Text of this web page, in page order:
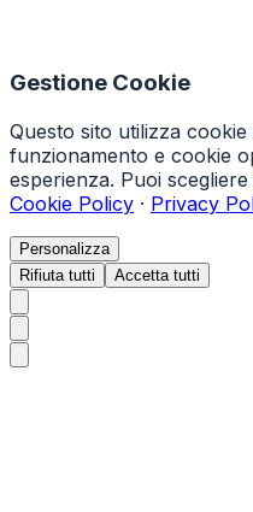
Gestione Cookie
Questo sito utilizza
funzionamento e cookie
esperienza. Puoi
Cookie Policy · Privacy
Personalizza
Rifiuta tutti
Accetta tutti